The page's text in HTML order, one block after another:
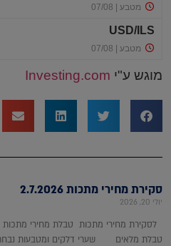
מוגש ע"י Investing.com
סקירת מחירי מתכות 2.7.2026
יולי 20, 2026
לסקירת מחירי מתכות טבלת מחירי
טבלת מלאים שערי דלקים ומטבעות